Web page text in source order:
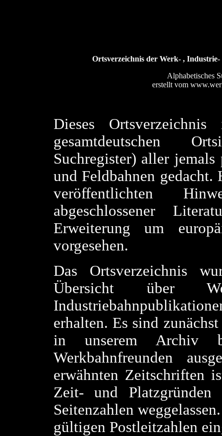
Ortsverzeichnis der Werk- ,
Alphabetisches
erstellt vom
Dieses
gesamtdeutschen
Suchregister) aller
und Feldbahnen
veröffentlichten
abgeschlossener
Erweiterung um
vorgesehen.
Das Ortsverzeichnis
Übersicht über
erhalten. Es sind
in unserem Archiv
Werkbahnfreunden
erwähnten Zeitschriften
Zeit- und
Seitenzahlen
gültigen Postleitzahlen